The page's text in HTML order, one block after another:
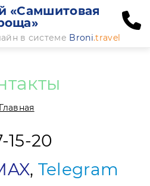
«Самшитовая
в системе Broni.travel
Главная
15-20
, Telegram